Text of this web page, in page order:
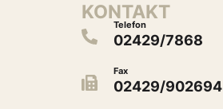
KONTAKT
Telefon
02429/7868
Fax
02429/902694